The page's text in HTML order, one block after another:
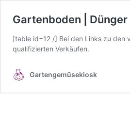
Gartenboden | Dünger
[table id=12 /] Bei den Links zu den
qualifizierten Verkäufen.
Gartengemüsekiosk